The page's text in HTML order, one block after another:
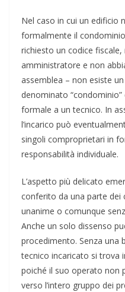
Nel caso in cui un edificio
formalmente il
richiesto un codice
amministratore e non
assemblea – non esiste
denominato
formale a un tecnico. In
l’incarico può
singoli comproprietari in
responsabilità individuale.
L’aspetto più delicato
conferito da una parte dei
unanime o comunque
Anche un solo dissenso
procedimento. Senza una
tecnico incaricato si trova
poiché il suo operato non
verso l’intero gruppo dei